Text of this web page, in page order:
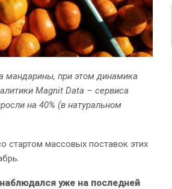
мандарины, при этом динамика
Magnit Data – сервиса
на 40% (в натуральном
стартом массовых поставок этих
уже на последней